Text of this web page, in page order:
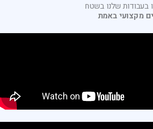
בעבודות שלנו בשטח
מקצועי באמת